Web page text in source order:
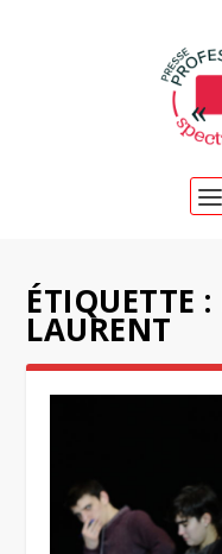
ÉTIQUETTE :
LAURENT